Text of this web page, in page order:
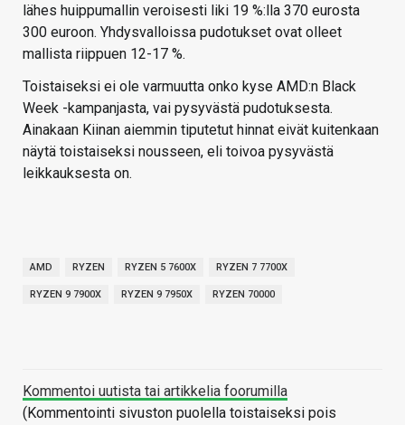
lähes huippumallin veroisesti liki 19 %:lla 370 eurosta
300 euroon. Yhdysvalloissa pudotukset ovat olleet
mallista riippuen 12-17 %.
Toistaiseksi ei ole varmuutta onko kyse AMD:n Black
Week -kampanjasta, vai pysyvästä pudotuksesta.
Ainakaan Kiinan aiemmin tiputetut hinnat eivät kuitenkaan
näytä toistaiseksi nousseen, eli toivoa pysyvästä
leikkauksesta on.
AMD RYZEN RYZEN 5 7600X RYZEN 7 7700X
RYZEN 9 7900X RYZEN 9 7950X RYZEN 70000
Kommentoi uutista tai artikkelia foorumilla
(Kommentointi sivuston puolella toistaiseksi pois